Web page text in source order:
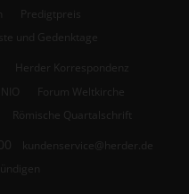
Predigtpreis
und Gedenktage
Herder Korrespondenz
Forum Weltkirche
Römische Quartalschrift
kundenservice@herder.de